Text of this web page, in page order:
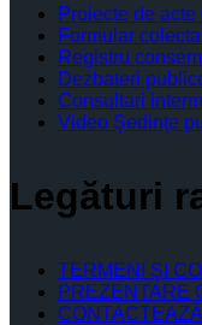
Proiecte de acte
Formular
Registru
Dezbateri
Consultari
Video Şedinţe
Legături
TERMENI ŞI
PREZENTARE